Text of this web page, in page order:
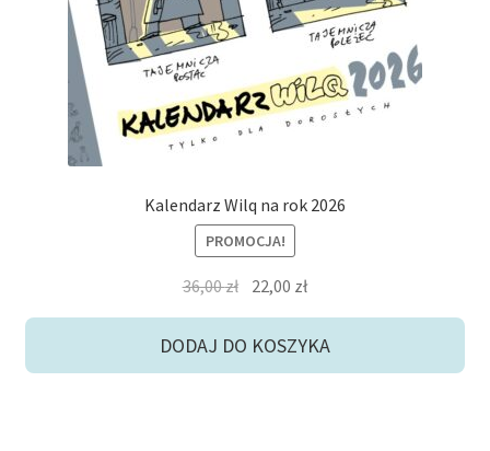
Kalendarz Wilq na rok 2026
PROMOCJA!
36,00zł Pierwotna
wynosiła:
22,00 złAktualna
wynosi:
DODAJ DO KOSZYKA